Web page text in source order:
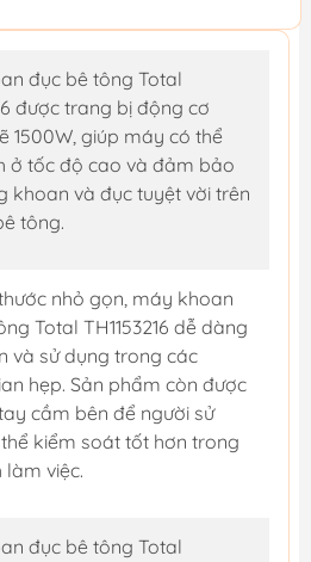
đục bê tông Total
được trang bị động cơ
1500W, giúp máy có thể
ở tốc độ cao và đảm bảo
khoan và đục tuyệt vời trên
tông.
nhỏ gọn, máy khoan
Total TH1153216 dễ dàng
và sử dụng trong các
hẹp. Sản phẩm còn được
cầm bên để người sử
kiểm soát tốt hơn trong
làm việc.
đục bê tông Total